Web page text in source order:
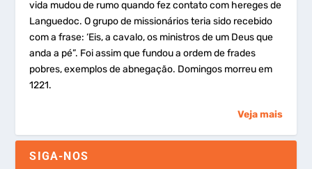
vida mudou de rumo quando fez contato com hereges de
Languedoc. O grupo de missionários teria sido recebido
com a frase: ‘Eis, a cavalo, os ministros de um Deus que
anda a pé”. Foi assim que fundou a ordem de frades
pobres, exemplos de abnegação. Domingos morreu em
1221.
Veja mais
SIGA-NOS